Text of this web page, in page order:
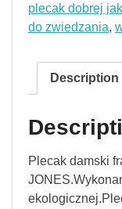
plecak dobrej
do zwiedzania,
Description
Plecak damski